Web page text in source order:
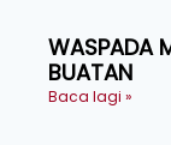
WASPADA
BUATAN
Baca lagi »